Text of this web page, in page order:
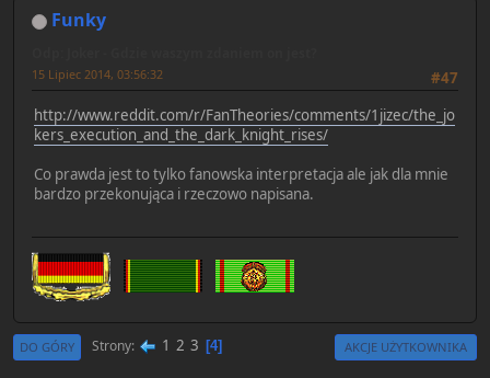
Funky
#47
15 Lipiec 2014, 03:56:32
http://www.reddit.com/r/FanTheories/comments/1jizec/the_jo
kers_execution_and_the_dark_knight_rises/
Co prawda jest to tylko fanowska interpretacja ale jak dla mnie
bardzo przekonująca i rzeczowo napisana.
DO GÓRY Strony 1 2 3 4 AKCJE UŻYTKOWNIKA